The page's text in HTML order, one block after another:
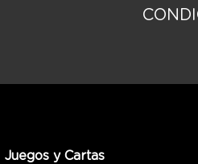
Juegos y Cartas